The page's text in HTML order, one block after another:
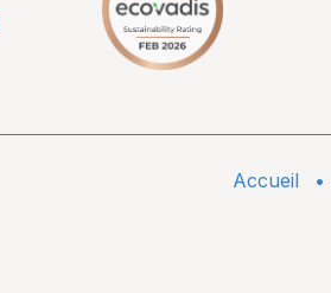
Accueil •